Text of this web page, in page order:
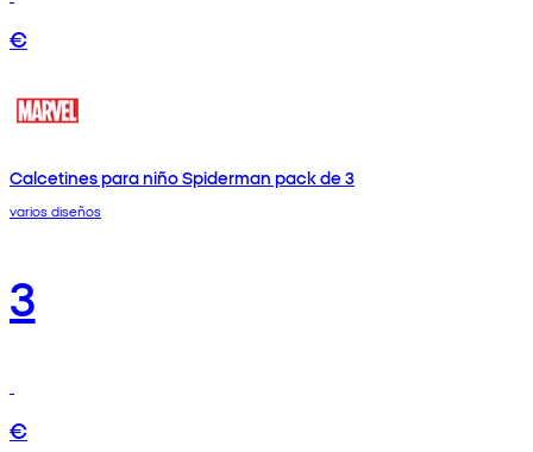
€
Calcetines para niño Spiderman pack de 3
varios diseños
3
€